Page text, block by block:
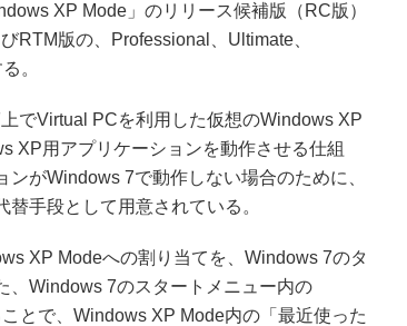
XP Mode」のリリース候補版（RC版）
RTM版の、Professional、Ultimate、
。
でVirtual PCを利用した仮想のWindows XP
XP用アプリケーションを動作させる仕組
がWindows 7で動作しない場合のために、
手段として用意されている。
XP Modeへの割り当てを、Windows 7のタ
、Windows 7のスタートメニュー内の
とで、Windows XP Mode内の「最近使った